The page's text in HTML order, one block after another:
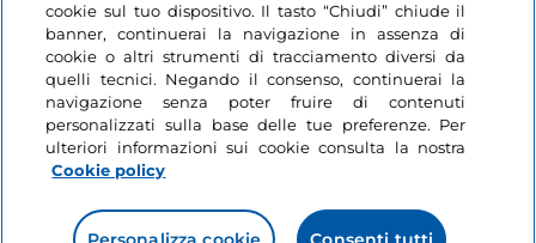
cookie sul tuo dispositivo. Il tasto “Chiudi” chiude il
banner, continuerai la navigazione in assenza di
cookie o altri strumenti di tracciamento diversi da
quelli tecnici. Negando il consenso, continuerai la
navigazione senza poter fruire di contenuti
personalizzati sulla base delle tue preferenze. Per
ulteriori informazioni sui cookie consulta la nostra
Cookie policy